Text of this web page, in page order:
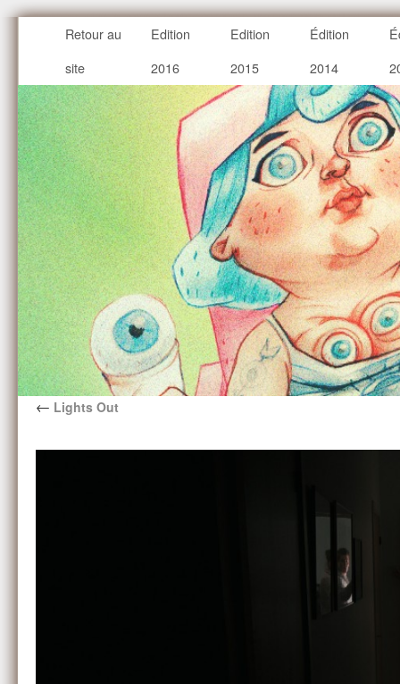
Retour au
site
Edition
2016
Edition
2015
Édition
2014
← Lights Out